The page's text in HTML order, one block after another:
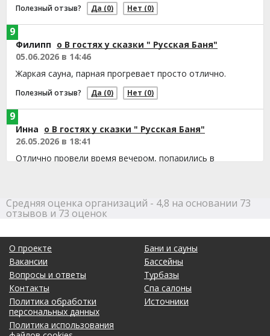
Полезный отзыв? Да (0) Нет (0)
Филипп о В гостях у сказки " Русская Баня"
05.06.2026 в 14:46
Жаркая сауна, парная прогревает просто отлично.
Полезный отзыв? Да (0) Нет (0)
9
Инна о В гостях у сказки " Русская Баня"
26.05.2026 в 18:41
Отлично провели время вечером, попарились в
у нас была большая, но места в зале хватило всем с
избытком, никто не теснился. Остались очень довольны
(0)
9
Людмила о В гостях у сказки " Русская Баня"
05.05.2026 в 21:41
Сходили с родными в сауну, поплавали в басейне.
Хорошо отдохнули, время пролетело незаметно. Отдых
9
Средняя оценка организаций - 4,8 на основании 73
отзывов и 73 оценок
О проекте
Вакансии
Вопросы и ответы
Контакты
Политика обработки
персональных данных
Политика использования
Бани и сауны
Бассейны
Турбазы
Спа салоны
Источники